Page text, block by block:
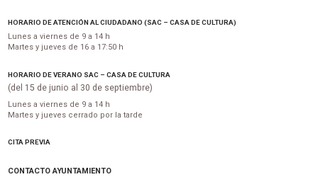
HORARIO DE ATENCIÓN AL CIUDADANO (SAC – CASA DE CULTURA)
Lunes a viernes de 9 a 14 h
Martes y jueves de 16 a 17:50 h
HORARIO DE VERANO SAC – CASA DE CULTURA
(del 15 de junio al 30 de septiembre)
Lunes a viernes de 9 a 14 h
Martes y jueves cerrado por la tarde
CITA PREVIA
CONTACTO AYUNTAMIENTO